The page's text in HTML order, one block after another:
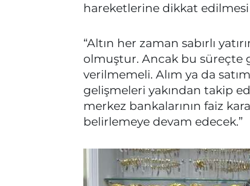
hareketlerine dikkat
“Altın her zaman sabırlı
olmuştur. Ancak bu süreçte
verilmemeli. Alım ya da
gelişmeleri yakından takip
merkez bankalarının faiz
belirlemeye devam edecek.”